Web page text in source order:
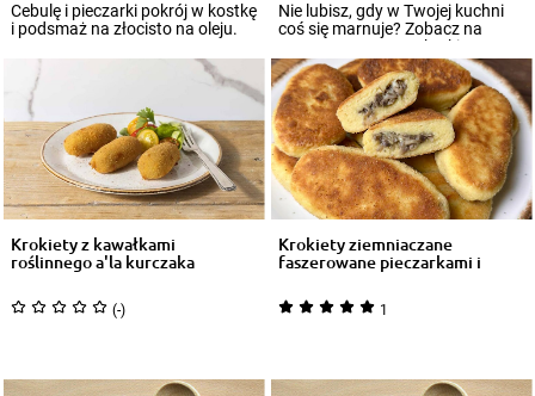
Cebulę i pieczarki pokrój w kostkę
i podsmaż na złocisto na oleju.
Nie lubisz, gdy w Twojej kuchni
coś się marnuje? Zobacz na
naszą recepturę na krokiety z
mięsem z...
Krokiety z kawałkami
roślinnego a'la kurczaka
(-)
Krokiety ziemniaczane
faszerowane pieczarkami i
1